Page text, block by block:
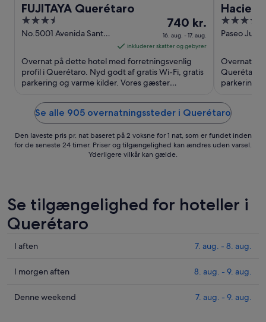
FUJITAYA Querétaro
3.5
out
5
No.5001 Avenida Santa
Prisen
er
740 kr.
pr.
nat
fra
aug.
til
17.
aug.
740 kr.
16. aug. - 17. aug.
inkluderer skatter og gebyrer
Overnat på dette hotel med forretningsvenlig
profil i Querétaro. Nyd godt af gratis Wi-Fi, gratis
parkering og varme kilder. Vores gæster
4
out
5
Paseo
Overnat på
Querétaro.
parkering
Se alle 905 overnatningssteder i Querétaro
Den laveste pris pr. nat baseret på 2 voksne for 1 nat, som er fundet inden
for de seneste 24 timer. Priser og tilgængelighed kan ændres uden varsel.
Yderligere vilkår kan gælde.
Se tilgængelighed for hoteller i
Querétaro
Tjek
i
for
I aften 7. aug. - 8. aug.
Tjek
i
I morgen aften 8. aug. - 9. aug.
Tjek
Denne weekend 7. aug. - 9. aug.